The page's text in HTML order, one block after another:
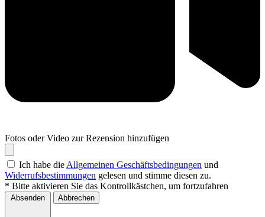
Fotos oder Video zur Rezension hinzufügen
Ich habe die Allgemeinen Geschäftsbedingungen und
Widerrufsbestimmungen gelesen und stimme diesen zu.
* Bitte aktivieren Sie das Kontrollkästchen, um fortzufahren
Absenden Abbrechen